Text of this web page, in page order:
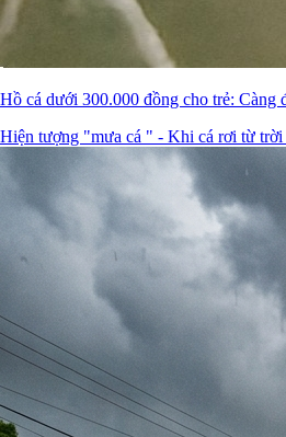
Hồ cá dưới 300.000 đồng cho trẻ: Càng
Hiện tượng "mưa cá " - Khi cá rơi từ trời